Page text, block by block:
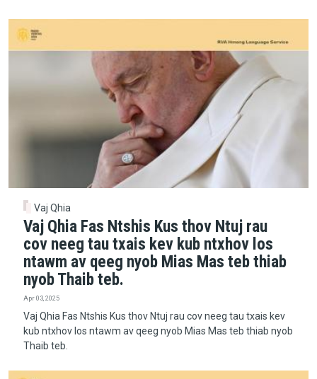
Vaj Qhia
Vaj Qhia Fas Ntshis Kus thov Ntuj rau
cov neeg tau txais kev kub ntxhov los
ntawm av qeeg nyob Mias Mas teb thiab
nyob Thaib teb.
Apr 03, 2025
Vaj Qhia Fas Ntshis Kus thov Ntuj rau cov neeg tau txais kev
kub ntxhov los ntawm av qeeg nyob Mias Mas teb thiab nyob
Thaib teb.